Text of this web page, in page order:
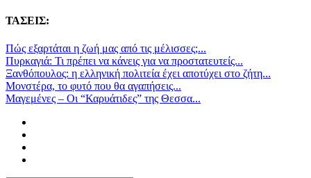
ΤΑΣΕΙΣ:
Πώς εξαρτάται η ζωή μας από τις μέλισσες;...
Πυρκαγιά: Τι πρέπει να κάνεις για να προστατευτείς...
Ξανθόπουλος: η ελληνική πολιτεία έχει αποτύχει στο ζήτη...
Μονστέρα, το φυτό που θα αγαπήσεις...
Μαγεμένες – Οι “Καρυάτιδες” της Θεσσα...